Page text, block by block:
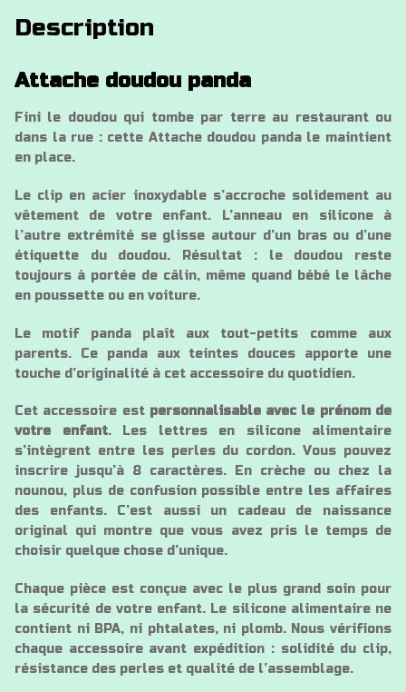
Description
Attache doudou panda
Fini le doudou qui tombe par terre au restaurant ou
dans la rue : cette Attache doudou panda le maintient
en place.
Le clip en acier inoxydable s’accroche solidement au
vêtement de votre enfant. L’anneau en silicone à
l’autre extrémité se glisse autour d’un bras ou d’une
étiquette du doudou. Résultat : le doudou reste
toujours à portée de câlin, même quand bébé le lâche
en poussette ou en voiture.
Le motif panda plaît aux tout-petits comme aux
parents. Ce panda aux teintes douces apporte une
touche d’originalité à cet accessoire du quotidien.
Cet accessoire est personnalisable avec le prénom de
votre enfant. Les lettres en silicone alimentaire
s’intègrent entre les perles du cordon. Vous pouvez
inscrire jusqu’à 8 caractères. En crèche ou chez la
nounou, plus de confusion possible entre les affaires
des enfants. C’est aussi un cadeau de naissance
original qui montre que vous avez pris le temps de
choisir quelque chose d’unique.
Chaque pièce est conçue avec le plus grand soin pour
la sécurité de votre enfant. Le silicone alimentaire ne
contient ni BPA, ni phtalates, ni plomb. Nous vérifions
chaque accessoire avant expédition : solidité du clip,
résistance des perles et qualité de l’assemblage.